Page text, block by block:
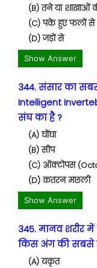
(B) तने या शाखाओं
(C) पके हुए फलों से
(D) जड़ों से
Show Answer
344. संसार का
Intelligent
संघ का है ?
(A) घोंघा
(B) सीप
(C) ऑक्टोपस
(D) कतरन मछली
Show Answer
345. मानव शरीर
किस अंग की सबसे
(A) यकृत